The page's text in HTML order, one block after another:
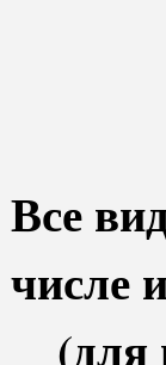
Все
числе
(для